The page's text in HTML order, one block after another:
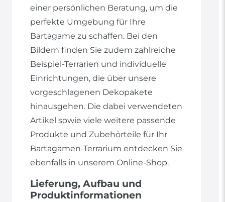
einer persönlichen Beratung, um die
perfekte Umgebung für Ihre
Bartagame zu schaffen. Bei den
Bildern finden Sie zudem zahlreiche
Beispiel-Terrarien und individuelle
Einrichtungen, die über unsere
vorgeschlagenen Dekopakete
hinausgehen. Die dabei verwendeten
Artikel sowie viele weitere passende
Produkte und Zubehörteile für Ihr
Bartagamen-Terrarium entdecken Sie
ebenfalls in unserem Online-Shop.
Lieferung, Aufbau und
Produktinformationen